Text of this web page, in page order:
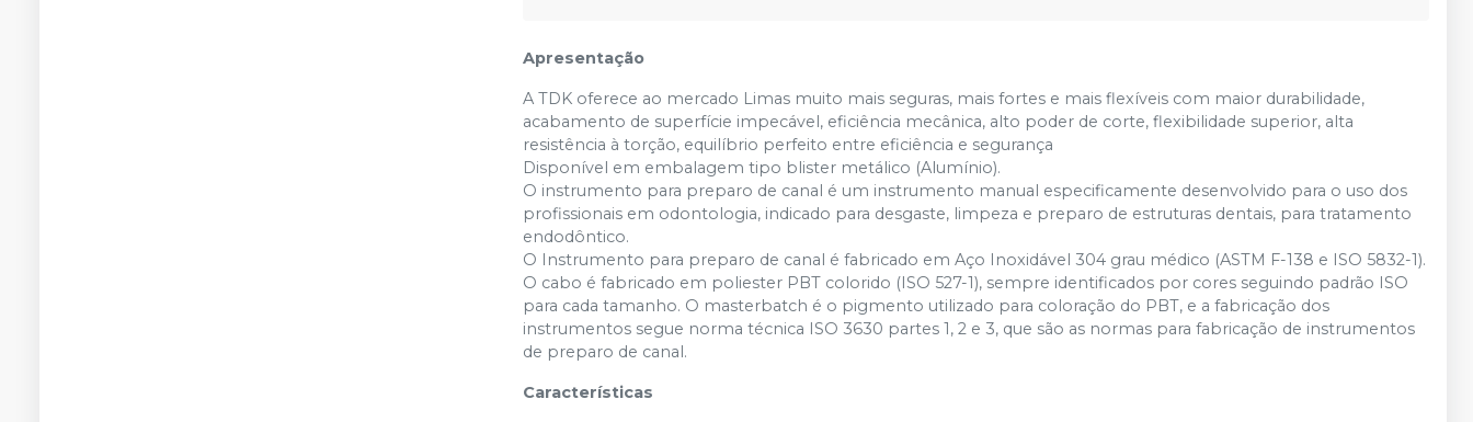
Apresentação
A TDK oferece ao mercado Limas muito mais seguras, mais fortes e mais flexíveis com maior durabilidade,
acabamento de superfície impecável, eficiência mecânica, alto poder de corte, flexibilidade superior, alta
resistência à torção, equilíbrio perfeito entre eficiência e segurança
Disponível em embalagem tipo blister metálico (Alumínio).
O instrumento para preparo de canal é um instrumento manual especificamente desenvolvido para o uso dos
profissionais em odontologia, indicado para desgaste, limpeza e preparo de estruturas dentais, para tratamento
endodôntico.
O Instrumento para preparo de canal é fabricado em Aço Inoxidável 304 grau médico (ASTM F-138 e ISO 5832-1).
O cabo é fabricado em poliester PBT colorido (ISO 527-1), sempre identificados por cores seguindo padrão ISO
para cada tamanho. O masterbatch é o pigmento utilizado para coloração do PBT, e a fabricação dos
instrumentos segue norma técnica ISO 3630 partes 1, 2 e 3, que são as normas para fabricação de instrumentos
de preparo de canal.
Características